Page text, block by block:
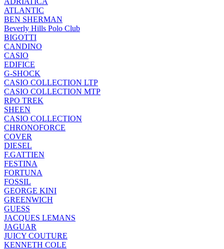
ATLANTIC
BEN SHERMAN
Beverly Hills Polo Club
BIGOTTI
CANDINO
CASIO
EDIFICE
G-SHOCK
CASIO COLLECTION LTP
CASIO COLLECTION MTP
RPO TREK
SHEEN
CASIO COLLECTION
CHRONOFORCE
COVER
DIESEL
F.GATTIEN
FESTINA
FORTUNA
FOSSIL
GEORGE KINI
GREENWICH
GUESS
JACQUES LEMANS
JAGUAR
JUICY COUTURE
KENNETH COLE